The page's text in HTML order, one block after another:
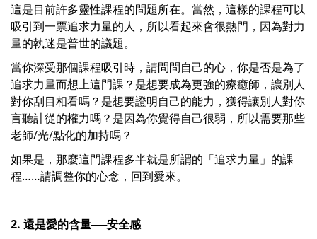
這是目前許多靈性課程的問題所在。當然，這樣的課程可以
吸引到一票追求力量的人，所以看起來會很熱門，因為對力
量的執迷是普世的議題。
當你深受那個課程吸引時，請問問自己的心，你是否是為了
追求力量而想上這門課？是想要成為更強的療癒師，讓別人
對你刮目相看嗎？是想要證明自己的能力，獲得讓別人對你
言聽計從的權力嗎？是因為你覺得自己很弱，所以需要那些
老師/光/點化的加持嗎？
如果是，那麼這門課程多半就是所謂的「追求力量」的課
程……請調整你的心念，回到愛來。
2. 還是愛的含量──安全感